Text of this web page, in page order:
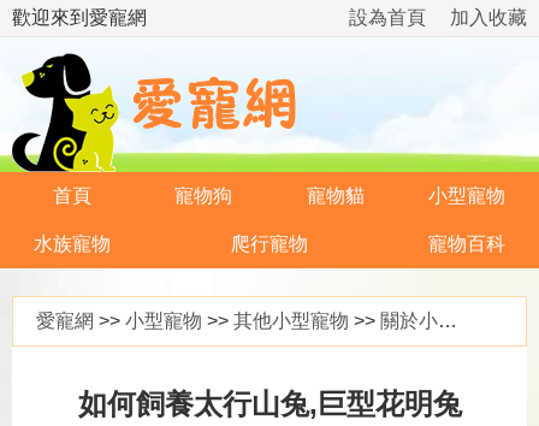
歡迎來到愛寵網 加入收藏
設為首頁
首頁 寵物狗 寵物貓 小型寵物
水族寵物 爬行寵物 寵物百科
愛寵網 >> 小型寵物 >> 其他小型寵物 >> 關於小寵
如何飼養太行山兔,巨型花明兔